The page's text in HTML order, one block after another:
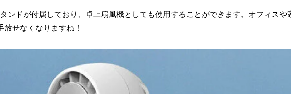
ンドが付属しており、卓上扇風機としても使用することができます。オフィスや
せなくなりますね！